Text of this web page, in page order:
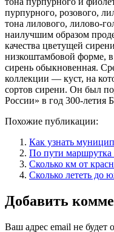
пурпурного, розового,
тона лилового, лилово-
наилучшим образом
качества цветущей
низкоштамбовой форме, в
сирень обыкновенная.
коллекции — куст, на
сортов сирени. Он был
России» в год 300-летия
Похожие публикации:
Как узнать
По пути маршрутка
Сколько км от
Сколько лететь до
Добавить
Ваш адрес email не будет